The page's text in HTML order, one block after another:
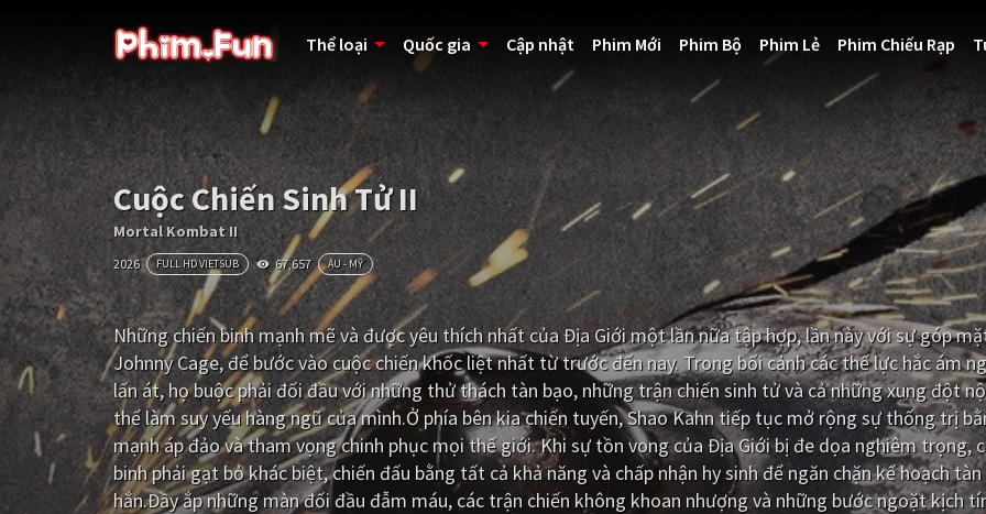
Thể loại Quốc gia Cập nhật Phim Mới Phim Bộ Phim Lẻ Phim Chiếu Rạp
Cuộc Chiến Sinh Tử II
Mortal Kombat II
2026 FULL HD VIETSUB 67,657 ÂU - MỸ
Những chiến binh mạnh mẽ và được yêu thích nhất của Địa Giới một lần nữa tập hợp, lần này với sự góp
Johnny Cage, để bước vào cuộc chiến khốc liệt nhất từ trước đến nay. Trong bối cảnh các thế lực hắc ám
lấn át, họ buộc phải đối đầu với những thử thách tàn bạo, những trận chiến sinh tử và cả những xung đột
thể làm suy yếu hàng ngũ của mình.Ở phía bên kia chiến tuyến, Shao Kahn tiếp tục mở rộng sự thống trị
mạnh áp đảo và tham vọng chinh phục mọi thế giới. Khi sự tồn vong của Địa Giới bị đe dọa nghiêm trọng,
binh phải gạt bỏ khác biệt, chiến đấu bằng tất cả khả năng và chấp nhận hy sinh để ngăn chặn kế hoạch
hắn.Đầy ắp những màn đối đầu đẫm máu, các trận chiến không khoan nhượng và những bước ngoặt kịch